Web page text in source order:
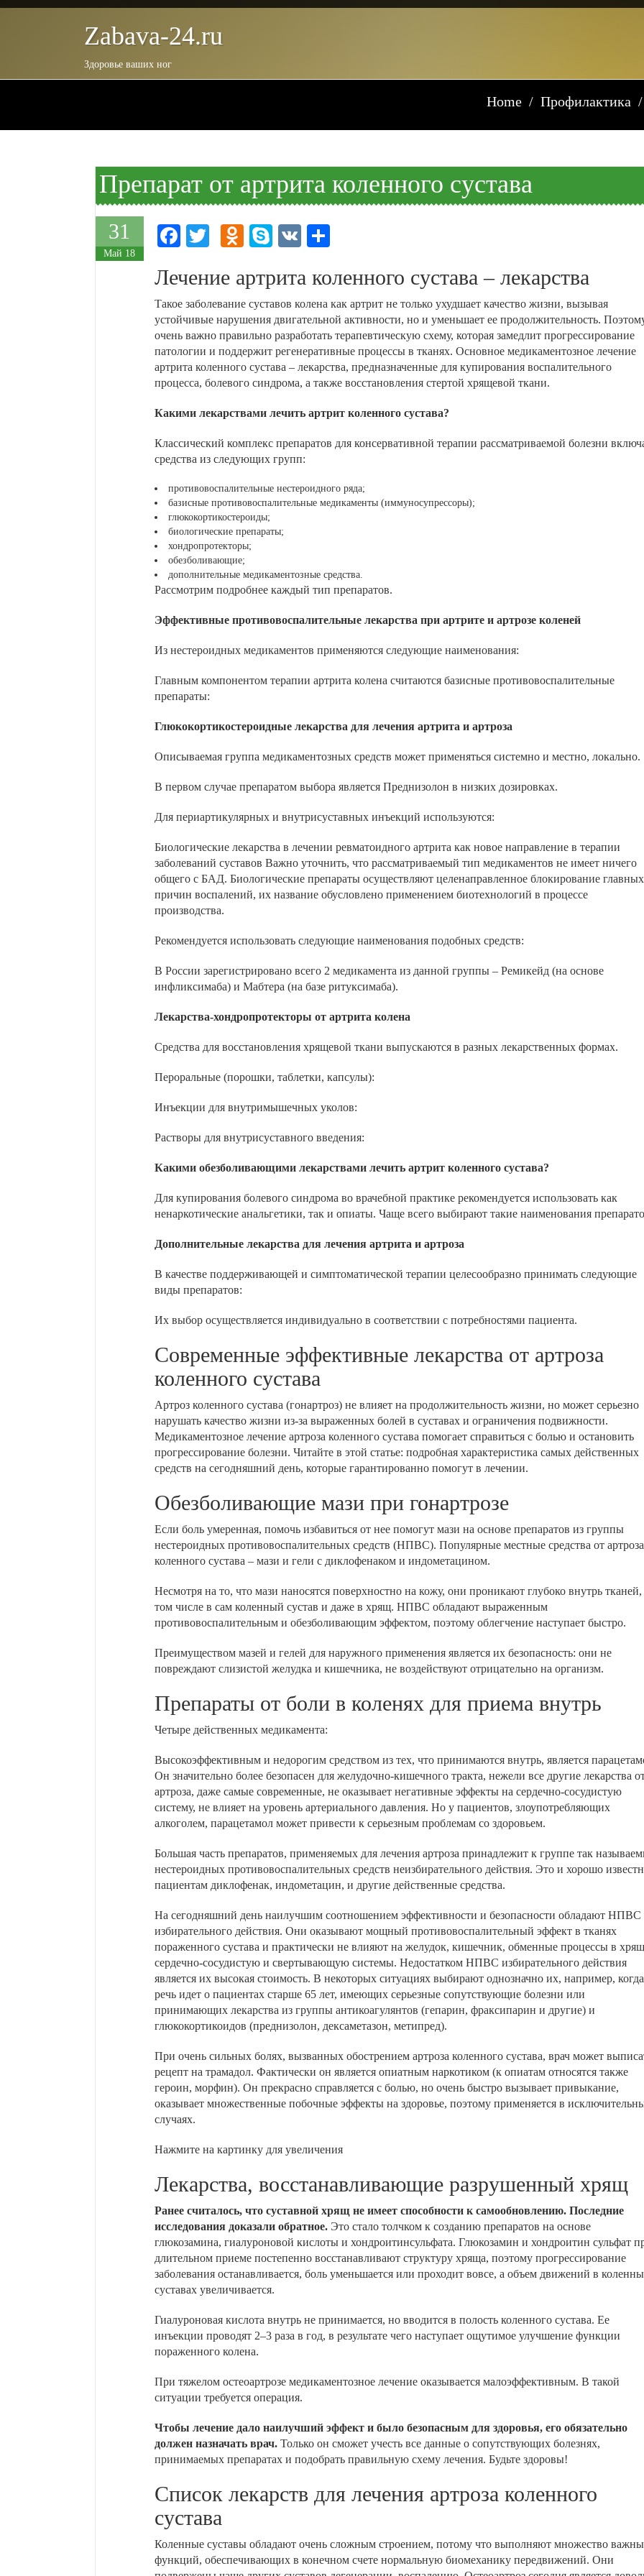
Zabava-24.ru
Здоровье ваших ног
Home Профилактика
Препарат от артрита коленного сустава
31
Май 18
Facebook
TwitterOdnoklassniki
Skype
VK
Лечение артрита коленного сустава – лекарства
Такое заболевание суставов колена как артрит не только ухудшает качество жизни, вызывая
устойчивые нарушения двигательной активности, но и уменьшает ее продолжительность.
очень важно правильно разработать терапевтическую схему, которая замедлит прогрессирование
патологии и поддержит регенеративные процессы в тканях. Основное медикаментозное лечение
артрита коленного сустава – лекарства, предназначенные для купирования воспалительного
процесса, болевого синдрома, а также восстановления стертой хрящевой ткани.
Какими лекарствами лечить артрит коленного сустава?
Классический комплекс препаратов для консервативной терапии рассматриваемой болезни
средства из следующих групп:
противовоспалительные нестероидного ряда;
базисные противовоспалительные медикаменты (иммуносупрессоры);
глюкокортикостероиды;
биологические препараты;
хондропротекторы;
обезболивающие;
дополнительные медикаментозные средства.
Рассмотрим подробнее каждый тип препаратов.
Эффективные противовоспалительные лекарства при артрите и артрозе коленей
Из нестероидных медикаментов применяются следующие наименования:
Главным компонентом терапии артрита колена считаются базисные противовоспалительные
препараты:
Глюкокортикостероидные лекарства для лечения артрита и артроза
Описываемая группа медикаментозных средств может применяться системно и местно, локально.
В первом случае препаратом выбора является Преднизолон в низких дозировках.
Для периартикулярных и внутрисуставных инъекций используются:
Биологические лекарства в лечении ревматоидного артрита как новое направление в терапии
заболеваний суставов Важно уточнить, что рассматриваемый тип медикаментов не имеет ничего
общего с БАД. Биологические препараты осуществляют целенаправленное блокирование главных
причин воспалений, их название обусловлено применением биотехнологий в процессе
производства.
Рекомендуется использовать следующие наименования подобных средств:
В России зарегистрировано всего 2 медикамента из данной группы – Ремикейд (на основе
инфликсимаба) и Мабтера (на базе ритуксимаба).
Лекарства-хондропротекторы от артрита колена
Средства для восстановления хрящевой ткани выпускаются в разных лекарственных формах.
Пероральные (порошки, таблетки, капсулы):
Инъекции для внутримышечных уколов:
Растворы для внутрисуставного введения:
Какими обезболивающими лекарствами лечить артрит коленного сустава?
Для купирования болевого синдрома во врачебной практике рекомендуется использовать как
ненаркотические анальгетики, так и опиаты. Чаще всего выбирают такие наименования
Дополнительные лекарства для лечения артрита и артроза
В качестве поддерживающей и симптоматической терапии целесообразно принимать следующие
виды препаратов:
Их выбор осуществляется индивидуально в соответствии с потребностями пациента.
Современные эффективные лекарства от артроза
коленного сустава
Артроз коленного сустава (гонартроз) не влияет на продолжительность жизни, но может серьезно
нарушать качество жизни из-за выраженных болей в суставах и ограничения подвижности.
Медикаментозное лечение артроза коленного сустава помогает справиться с болью и остановить
прогрессирование болезни. Читайте в этой статье: подробная характеристика самых действенных
средств на сегодняшний день, которые гарантированно помогут в лечении.
Обезболивающие мази при гонартрозе
Если боль умеренная, помочь избавиться от нее помогут мази на основе препаратов из группы
нестероидных противовоспалительных средств (НПВС). Популярные местные средства от артроза
коленного сустава – мази и гели с диклофенаком и индометацином.
Несмотря на то, что мази наносятся поверхностно на кожу, они проникают глубоко внутрь тканей,
том числе в сам коленный сустав и даже в хрящ. НПВС обладают выраженным
противовоспалительным и обезболивающим эффектом, поэтому облегчение наступает быстро.
Преимуществом мазей и гелей для наружного применения является их безопасность: они не
повреждают слизистой желудка и кишечника, не воздействуют отрицательно на организм.
Препараты от боли в коленях для приема внутрь
Четыре действенных медикамента:
Высокоэффективным и недорогим средством из тех, что принимаются внутрь, является
Он значительно более безопасен для желудочно-кишечного тракта, нежели все другие лекарства
артроза, даже самые современные, не оказывает негативные эффекты на сердечно-сосудистую
систему, не влияет на уровень артериального давления. Но у пациентов, злоупотребляющих
алкоголем, парацетамол может привести к серьезным проблемам со здоровьем.
Большая часть препаратов, применяемых для лечения артроза принадлежит к группе так
нестероидных противовоспалительных средств неизбирательного действия. Это и хорошо
пациентам диклофенак, индометацин, и другие действенные средства.
На сегодняшний день наилучшим соотношением эффективности и безопасности обладают НПВС
избирательного действия. Они оказывают мощный противовоспалительный эффект в тканях
пораженного сустава и практически не влияют на желудок, кишечник, обменные процессы в
сердечно-сосудистую и свертывающую системы. Недостатком НПВС избирательного действия
является их высокая стоимость. В некоторых ситуациях выбирают однозначно их, например, когда
речь идет о пациентах старше 65 лет, имеющих серьезные сопутствующие болезни или
принимающих лекарства из группы антикоагулянтов (гепарин, фраксипарин и другие) и
глюкокортикоидов (преднизолон, дексаметазон, метипред).
При очень сильных болях, вызванных обострением артроза коленного сустава, врач может
рецепт на трамадол. Фактически он является опиатным наркотиком (к опиатам относятся также
героин, морфин). Он прекрасно справляется с болью, но очень быстро вызывает привыкание,
оказывает множественные побочные эффекты на здоровье, поэтому применяется в
случаях.
Нажмите на картинку для увеличения
Лекарства, восстанавливающие разрушенный хрящ
Ранее считалось, что суставной хрящ не имеет способности к самообновлению. Последние
исследования доказали обратное.Это стало толчком к созданию препаратов на основе
глюкозамина, гиалуроновой кислоты и хондроитинсульфата. Глюкозамин и хондроитин сульфат
длительном приеме постепенно восстанавливают структуру хряща, поэтому прогрессирование
заболевания останавливается, боль уменьшается или проходит вовсе, а объем движений в
суставах увеличивается.
Гиалуроновая кислота внутрь не принимается, но вводится в полость коленного сустава. Ее
инъекции проводят 2–3 раза в год, в результате чего наступает ощутимое улучшение функции
пораженного колена.
При тяжелом остеоартрозе медикаментозное лечение оказывается малоэффективным. В такой
ситуации требуется операция.
Чтобы лечение дало наилучший эффект и было безопасным для здоровья, его обязательно
должен назначать врач.Только он сможет учесть все данные о сопутствующих болезнях,
принимаемых препаратах и подобрать правильную схему лечения. Будьте здоровы!
Список лекарств для лечения артроза коленного
сустава
Коленные суставы обладают очень сложным строением, потому что выполняют множество
функций, обеспечивающих в конечном счете нормальную биомеханику передвижений. Они